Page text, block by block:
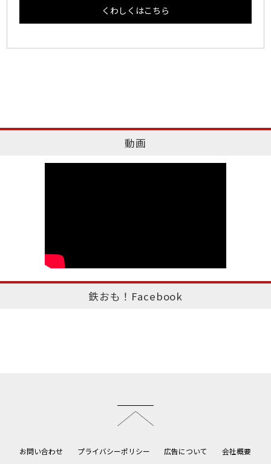
くわしくはこちら
動画
鉄おも！Facebook
お問い合わせ プライバシーポリシー 広告について 会社概要